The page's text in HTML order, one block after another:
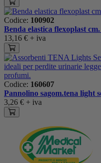
Codice: 100902
Benda elastica flexoplast
13,16 € + iva
Codice: 160607
Pannolino sagom.tena light
3,26 € + iva